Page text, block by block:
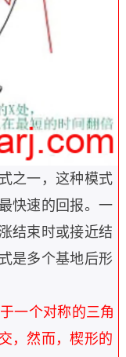
之一，这种模式
快速的回报。一
结束时或接近结
是多个基地后形
一个对称的三角
，然而，楔形的